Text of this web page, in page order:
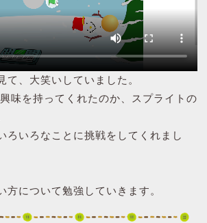
て、大笑いしていました。
味を持ってくれたのか、スプライトの
ろいろなことに挑戦をしてくれまし
方について勉強していきます。